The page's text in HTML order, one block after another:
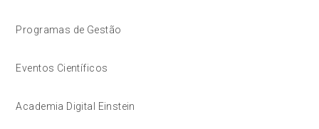
Programas de Gestão
Eventos Científicos
Academia Digital Einstein